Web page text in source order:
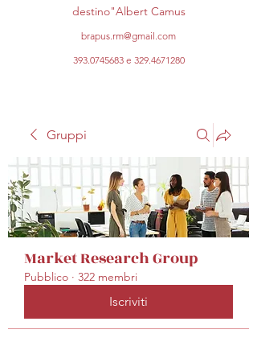
destino"Albert Camus
brapus.rm@gmail.com
393.0745683e 329.4671280
Gruppi
Market Research Group
Pubblico · 322 membri
Iscriviti